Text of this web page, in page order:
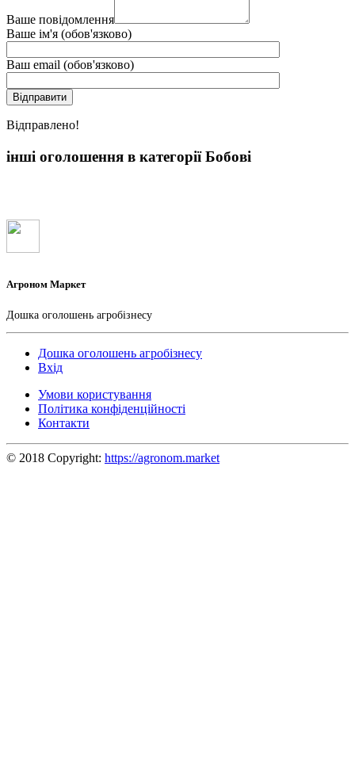
Ваше повідомлення
Ваше ім'я (обов'язково)
Ваш email (обов'язково)
Вiдправлено!
інші оголошення в категорії Бобові
Агроном Маркет
Дошка оголошень агробізнесу
Дошка оголошень агробізнесу
Вхід
Умови користування
Політика конфіденційності
Контакти
© 2018 Copyright: https://agronom.market